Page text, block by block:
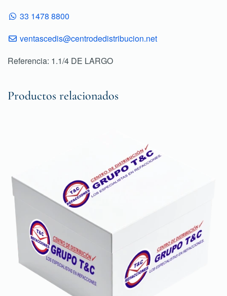
33 1478 8800
ventascedis@centrodedistribucion.net
Referencia: 1.1/4 DE LARGO
Productos relacionados